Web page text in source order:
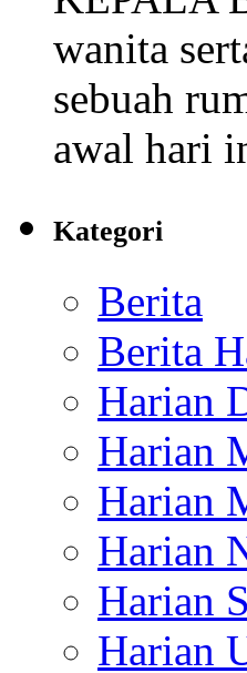
wanita
sebuah
awal hari
Kategori
Berita
Berita
Harian
Harian
Harian
Harian
Harian
Harian